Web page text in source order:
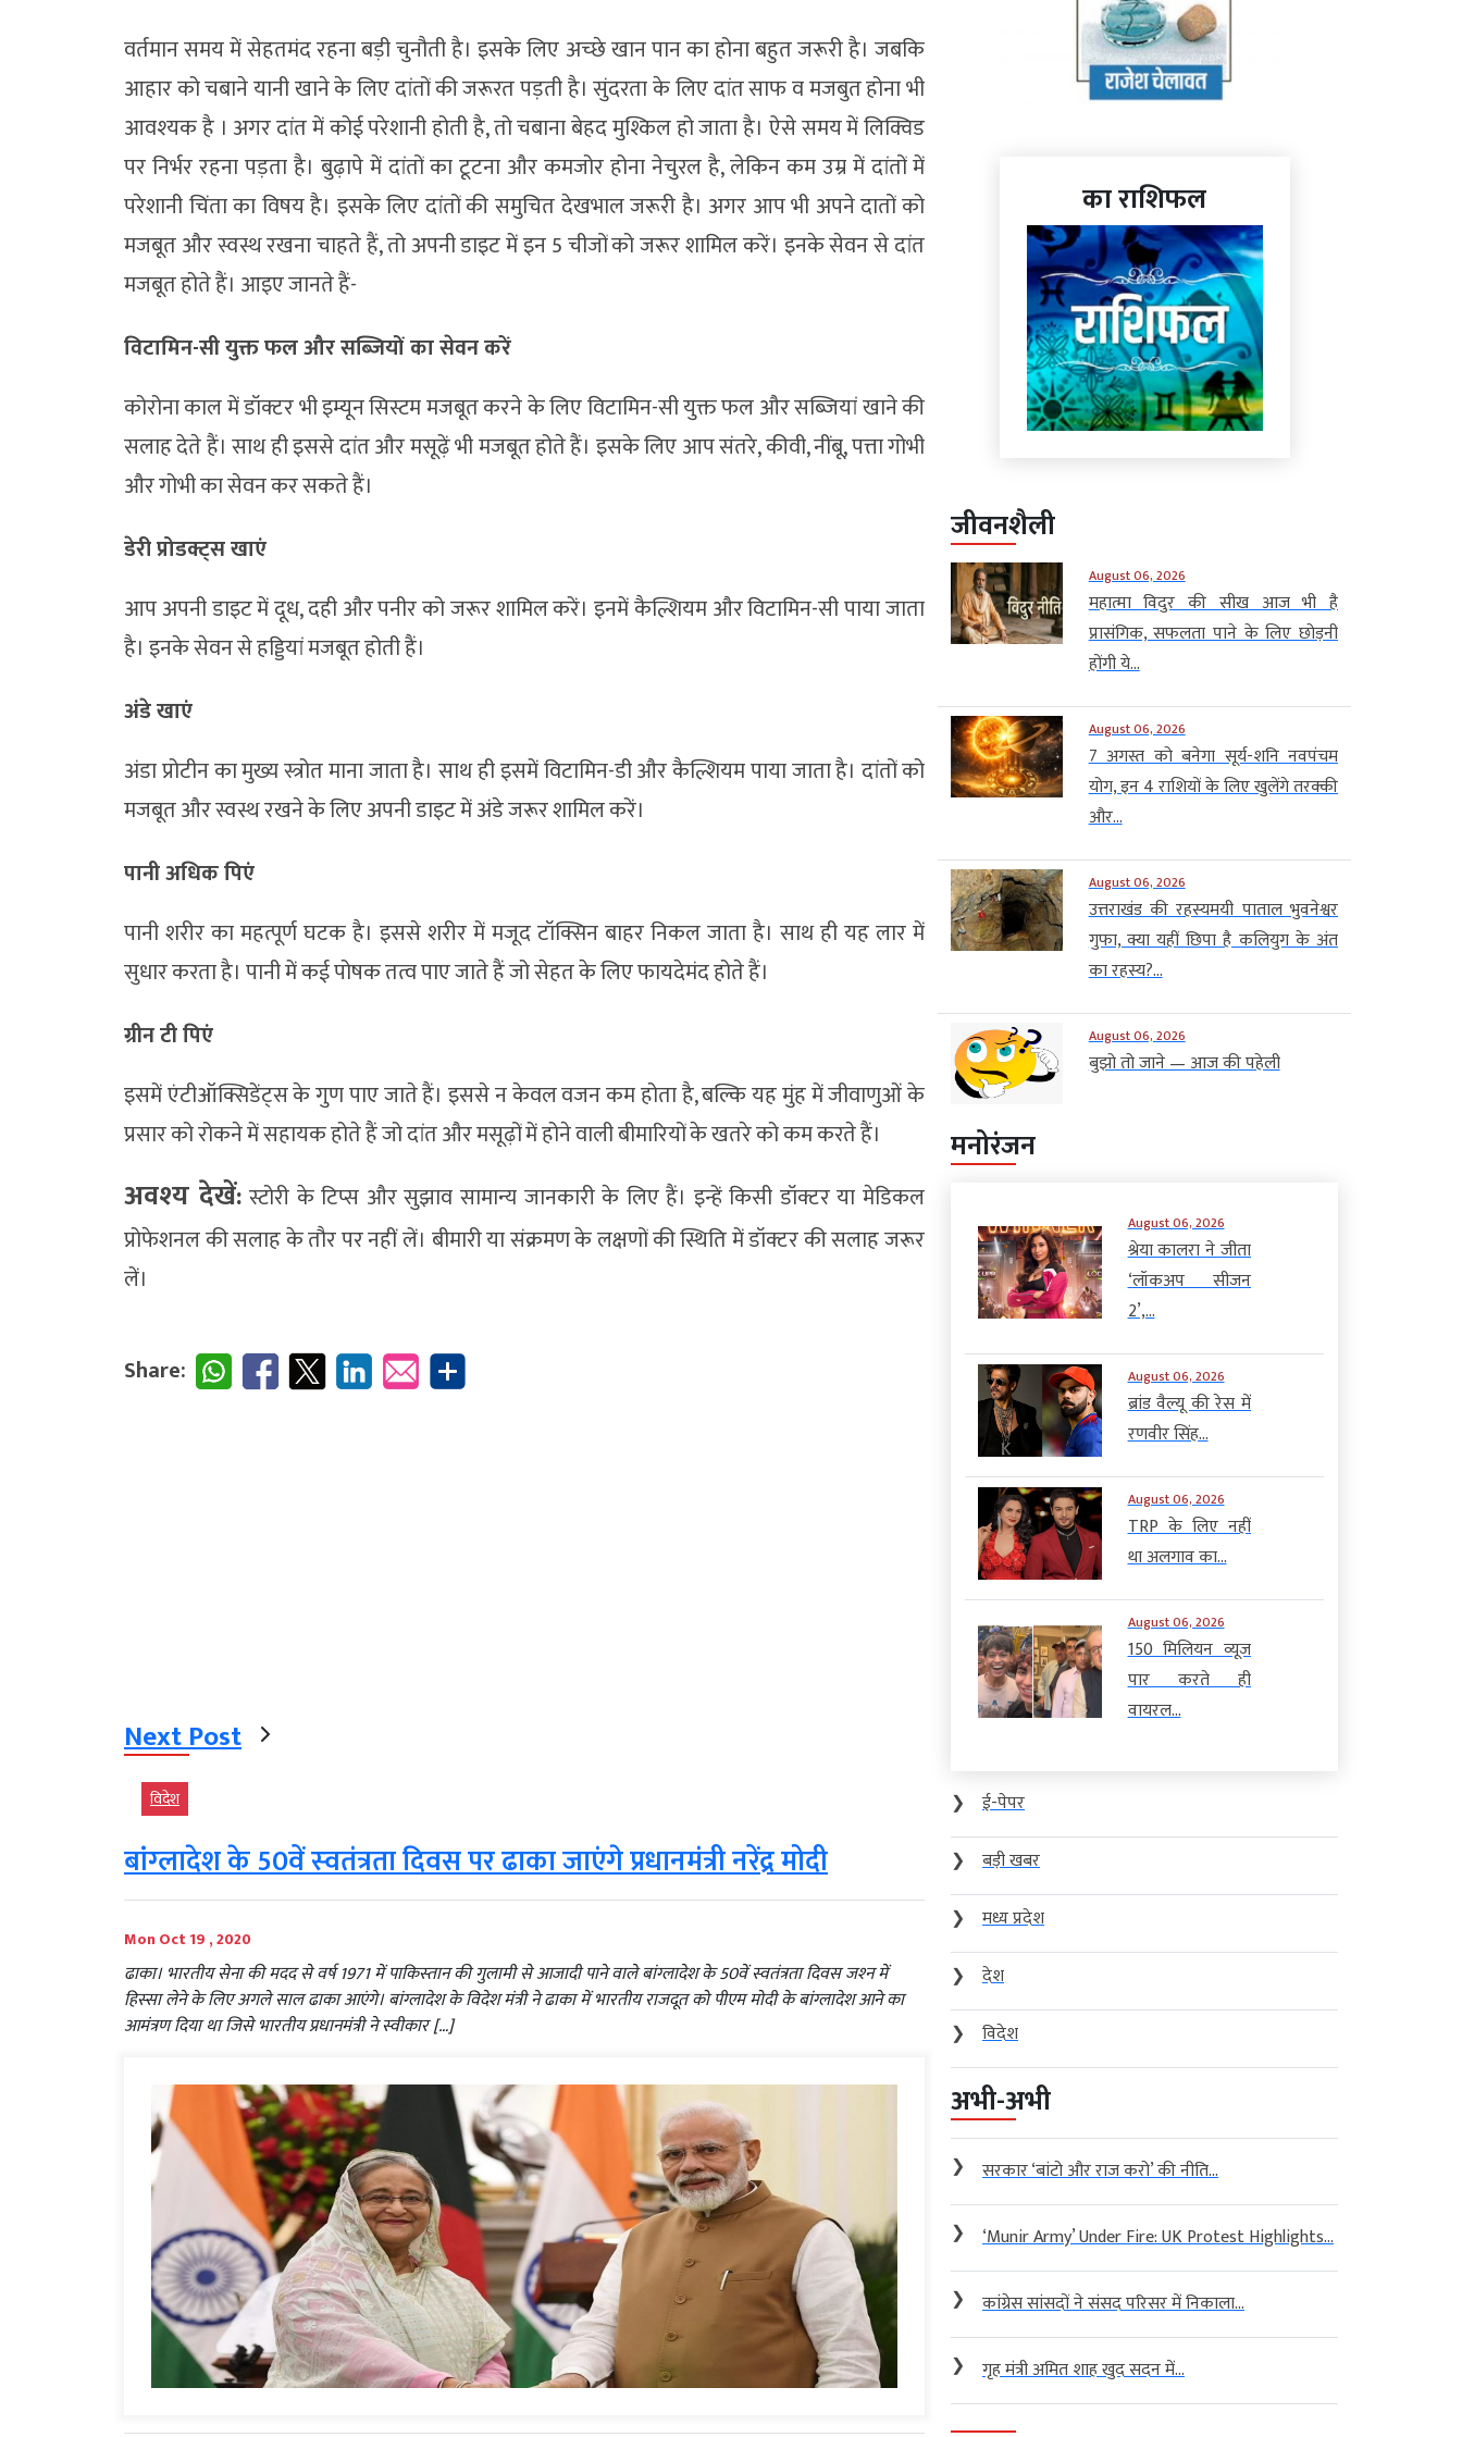
वर्तमान समय में सेहतमंद रहना बड़ी चुनौती है। इसके लिए अच्‍छे खान पान का होना बहुत जरूरी है। जबकि
आहार को चबाने यानी खाने के लिए दांतों की जरूरत पड़ती है। सुंदरता के लिए दांत साफ व मजबुत होना भी
आवश्‍यक है । अगर दांत में कोई परेशानी होती है, तो चबाना बेहद मुश्किल हो जाता है। ऐसे समय में लिक्विड
पर निर्भर रहना पड़ता है। बुढ़ापे में दांतों का टूटना और कमजोर होना नेचुरल है, लेकिन कम उम्र में दांतों में
परेशानी चिंता का विषय है। इसके लिए दांतों की समुचित देखभाल जरूरी है। अगर आप भी अपने दातों को
मजबूत और स्वस्थ रखना चाहते हैं, तो अपनी डाइट में इन 5 चीजों को जरूर शामिल करें। इनके सेवन से दांत
मजबूत होते हैं। आइए जानते हैं-
विटामिन-सी युक्त फल और सब्जियों का सेवन करें
कोरोना काल में डॉक्टर भी इम्यून सिस्टम मजबूत करने के लिए विटामिन-सी युक्त फल और सब्जियां खाने की
सलाह देते हैं। साथ ही इससे दांत और मसूढ़ें भी मजबूत होते हैं। इसके लिए आप संतरे, कीवी, नींबू, पत्ता गोभी
और गोभी का सेवन कर सकते हैं।
डेरी प्रोडक्ट्स खाएं
आप अपनी डाइट में दूध, दही और पनीर को जरूर शामिल करें। इनमें कैल्शियम और विटामिन-सी पाया जाता
है। इनके सेवन से हड्डियां मजबूत होती हैं।
अंडे खाएं
अंडा प्रोटीन का मुख्य स्त्रोत माना जाता है। साथ ही इसमें विटामिन-डी और कैल्शियम पाया जाता है। दांतों को
मजबूत और स्वस्थ रखने के लिए अपनी डाइट में अंडे जरूर शामिल करें।
पानी अधिक पिएं
पानी शरीर का महत्पूर्ण घटक है। इससे शरीर में मजूद टॉक्सिन बाहर निकल जाता है। साथ ही यह लार में
सुधार करता है। पानी में कई पोषक तत्व पाए जाते हैं जो सेहत के लिए फायदेमंद होते हैं।
ग्रीन टी पिएं
इसमें एंटीऑक्सिडेंट्स के गुण पाए जाते हैं। इससे न केवल वजन कम होता है, बल्कि यह मुंह में जीवाणुओं के
प्रसार को रोकने में सहायक होते हैं जो दांत और मसूढ़ों में होने वाली बीमारियों के खतरे को कम करते हैं।
अवश्‍य देखें: स्टोरी के टिप्स और सुझाव सामान्य जानकारी के लिए हैं। इन्हें किसी डॉक्टर या मेडिकल
प्रोफेशनल की सलाह के तौर पर नहीं लें। बीमारी या संक्रमण के लक्षणों की स्थिति में डॉक्टर की सलाह जरूर
लें।
Share:
Next Post
विदेश
बांग्‍लादेश के 50वें स्‍वतंत्रता दिवस पर ढाका जाएंगे प्रधानमंत्री नरेंद्र मोदी
Mon Oct 19 , 2020
ढाका। भारतीय सेना की मदद से वर्ष 1971 में पाकिस्‍तान की गुलामी से आजादी पाने वाले बांग्‍लादेश के 50वें स्‍वतंत्रता दिवस जश्‍न में
हिस्‍सा लेने के लिए अगले साल ढाका आएंगे। बांग्‍लादेश के विदेश मंत्री ने ढाका में भारतीय राजदूत को पीएम मोदी के बांग्‍लादेश आने का
आमंत्रण दिया था जिसे भारतीय प्रधानमंत्री ने स्‍वीकार […]
का राशिफल
जीवनशैली
August 06, 2026
महात्मा विदुर की सीख आज भी है
प्रासंगिक, सफलता पाने के लिए छोड़नी
होंगी ये...
August 06, 2026
7 अगस्त को बनेगा सूर्य-शनि नवपंचम
योग, इन 4 राशियों के लिए खुलेंगे तरक्की
और...
August 06, 2026
उत्तराखंड की रहस्यमयी पाताल भुवनेश्वर
गुफा, क्या यहीं छिपा है कलियुग के अंत
का रहस्य?...
August 06, 2026
बुझो तो जाने — आज की पहेली
मनोरंजन
August 06, 2026
श्रेया कालरा ने जीता
‘लॉकअप सीजन
2’,...
August 06, 2026
ब्रांड वैल्यू की रेस में
रणवीर सिंह...
August 06, 2026
TRP के लिए नहीं
था अलगाव का...
August 06, 2026
150 मिलियन व्यूज
पार करते ही
वायरल...
❯
ई-पेपर
❯
बड़ी खबर
❯
मध्य प्रदेश
❯
देश
❯
विदेश
अभी-अभी
❯ सरकार ‘बांटो और राज करो’ की नीति...
❯ ‘Munir Army’ Under Fire: UK Protest Highlights...
❯ कांग्रेस सांसदों ने संसद परिसर में निकाला...
❯ गृह मंत्री अमित शाह खुद सदन में...